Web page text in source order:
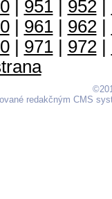
| 951| 952|
| 961| 962|
| 971| 972|
redakčným CMS